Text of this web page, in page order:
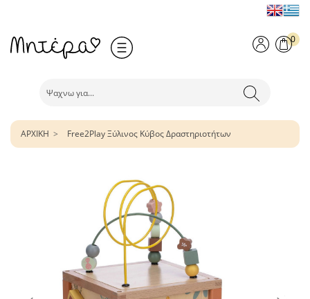
0
ΑΡΧΙΚΗ Free2Play Ξύλινος Κύβος Δραστηριοτήτων